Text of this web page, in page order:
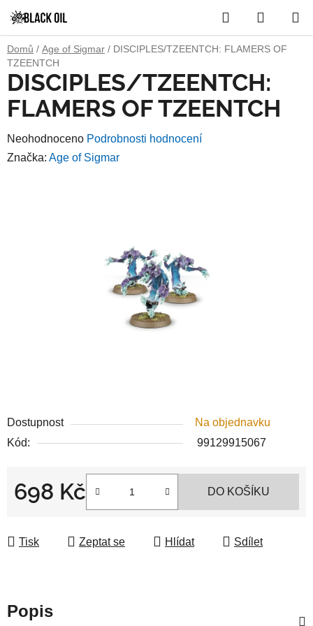
na
obsah
Hledat
KOŠÍK
Domů / Age of Sigmar / DISCIPLES/TZEENTCH: FLAMERS OF
TZEENTCH
Dostupnost
Na objednavku
Kód:
99129915067
698 Kč DO KOŠÍKU
Tisk Zeptat se Hlídat Sdílet
DISCIPLES/TZEENTCH:
FLAMERS OF TZEENTCH
Průměrné
hodnocení
Neohodnoceno Podrobnosti hodnocení
Značka: Age of Sigmar
Popis